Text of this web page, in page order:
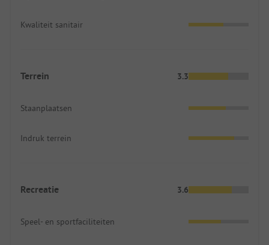
Kwaliteit sanitair
Terrein 3.3
Staanplaatsen
Indruk terrein
Recreatie 3.6
Speel- en sportfaciliteiten